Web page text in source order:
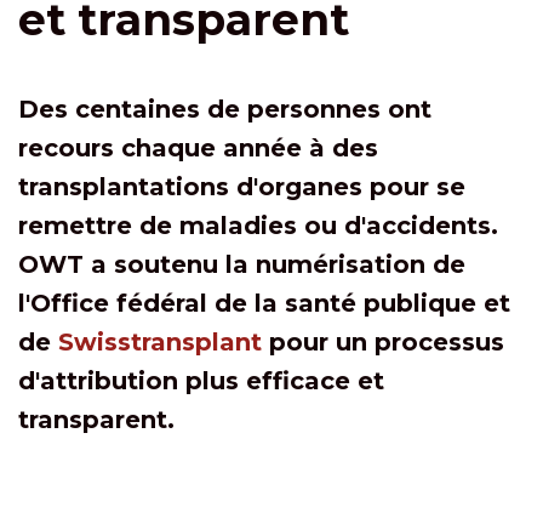
et transparent
Des centaines de personnes ont
recours chaque année à des
transplantations d'organes pour se
remettre de maladies ou d'accidents.
OWT a soutenu la numérisation de
l'Office fédéral de la santé publique et
de Swisstransplant pour un processus
d'attribution plus efficace et
transparent.